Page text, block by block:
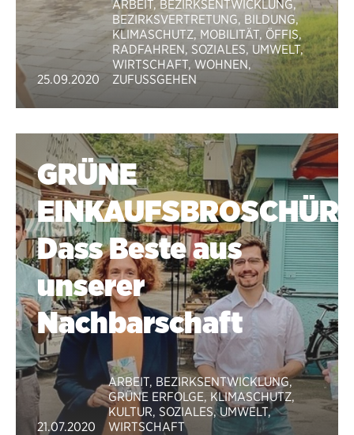
25.09.2020
ARBEIT, BEZIRKSENTWICKLUNG,
BEZIRKSVERTRETUNG, BILDUNG,
KLIMASCHUTZ, MOBILITÄT,ÖFFIS,
RADFAHREN, SOZIALES, UMWELT,
WIRTSCHAFT, WOHNEN,
ZUFUSSGEHEN
GRÜNE
Dass Beste aus
unserer
Nachbarschaft
21.07.2020
ARBEIT, BEZIRKSENTWICKLUNG,
GRÜNE ERFOLGE, KLIMASCHUTZ,
KULTUR, SOZIALES,UMWELT,
WIRTSCHAFT